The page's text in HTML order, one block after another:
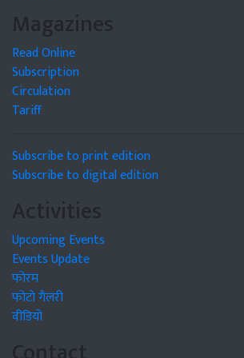
Magazines
Read Online
Subscription
Circulation
Tariff
Subscribe to print edition
Subscribe to digital edition
Activities
Upcoming Events
Events Update
फोरम
फोटो गैलरी
वीडियो